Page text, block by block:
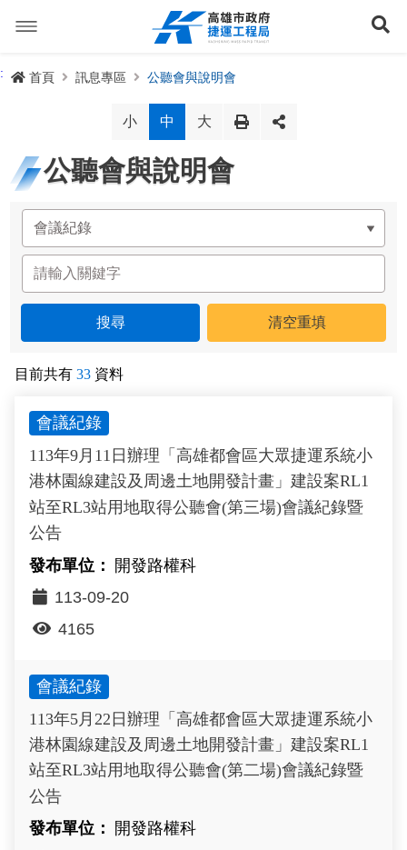
容
捷運路線進度圖
路網簡介
路網規劃
未來發展
規劃中
捷運紫線
前鎮漁港聯外軌道
興建中
各線計畫進度
岡山路竹延伸線(第二A階段)
岡山路竹延伸線(第二B階段)
捷運黃線
小港林園線
捷運紅/橘線
岡山路竹延伸線(第一階段)
環狀輕軌
訊息專區
公聽會與說明會
政府資訊公開
生態檢核專區
性別主流化專區
政風園地
Open Data
打詐儀錶板
局長信箱
禁限建專區
增額容積申請
檔案應用專區
常見問答
相關連結
雙語詞彙
交流互動
照片集錦
特色車站
輕軌知識站
輕軌簡介
輕軌與傳統火車
輕軌與公車捷運
無架空線
關於我們
局徽
本局沿革
組織職掌
服務電話
首頁 訊息專區 公聽會與說明會
小 中 大
公聽會與說明會
目前共有 33 資料
會議紀錄
113年9月11日辦理「高雄都會區大眾捷運系統小
港林園線建設及周邊土地開發計畫」建設案RL1
站至RL3站用地取得公聽會(第三場)會議紀錄暨
公告
開發路權科
113-09-20
4165
會議紀錄
113年5月22日辦理「高雄都會區大眾捷運系統小
港林園線建設及周邊土地開發計畫」建設案RL1
站至RL3站用地取得公聽會(第二場)會議紀錄暨
公告
開發路權科